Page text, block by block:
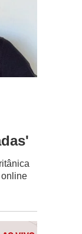
online